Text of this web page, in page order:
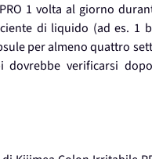
1 volta al giorno
di liquido (ad es. 1
per almeno quattro
verificarsi